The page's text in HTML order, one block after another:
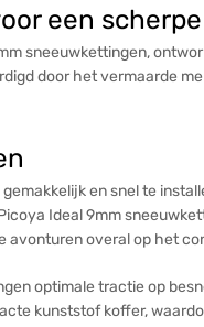
een
sneeuwkettingen,
door het vermaarde
en snel te
Ideal 9mm
avonturen overal op het
optimale tractie op
kunststof koffer,